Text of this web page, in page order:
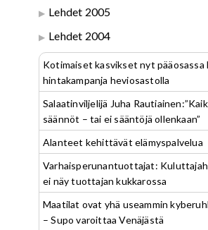
Lehdet 2005
Lehdet 2004
Kotimaiset kasvikset nyt pääosassa
hintakampanja heviosastolla
Salaatinviljelijä Juha
säännöt – tai ei sääntöjä ollenkaan”
Alanteet kehittävät elämyspalvelua
Varhaisperunantuottajat:
ei näy tuottajan kukkarossa
Maatilat ovat yhä useammin
– Supo varoittaa Venäjästä